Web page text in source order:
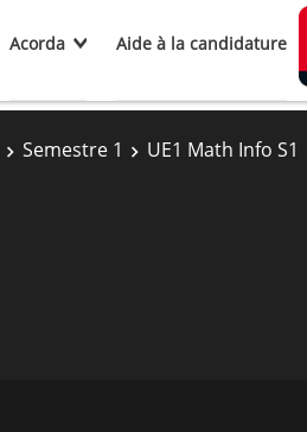
Acorda Aide à la candidature
Semestre 1 UE1 Math Info S1